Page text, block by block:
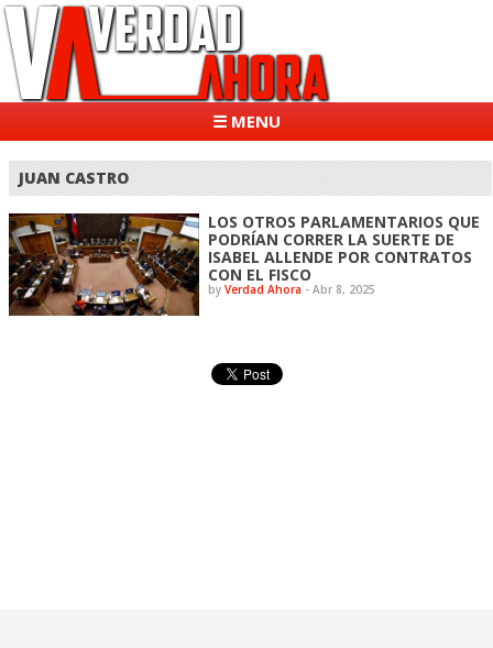
☰ MENU
JUAN CASTRO
LOS OTROS PARLAMENTARIOS QUE
PODRÍAN CORRER LA SUERTE DE
ISABEL ALLENDE POR CONTRATOS
CON EL FISCO
byVerdad Ahora - Abr 8, 2025